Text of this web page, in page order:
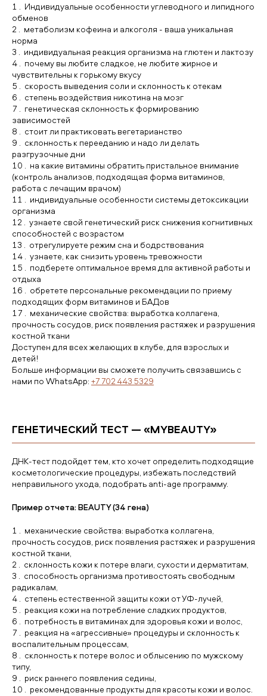
Индивидуальные особенности углеводного и липидного
обменов
метаболизм кофеина и алкоголя - ваша уникальная
норма
индивидуальная реакция организма на глютен и лактозу
почему вы любите сладкое, не любите жирное и
чувствительны к горькому вкусу
скорость выведения соли и склонность к отекам
степень воздействия никотина на мозг
генетическая склонность к формированию
зависимостей
стоит ли практиковать вегетарианство
склонность к перееданию и надо ли делать
разгрузочные дни
на какие витамины обратить пристальное внимание
(контроль анализов, подходящая форма витаминов,
работа с лечащим врачом)
индивидуальные особенности системы детоксикации
организма
узнаете свой генетический риск снижения когнитивных
способностей с возрастом
отрегулируете режим сна и бодрствования
узнаете, как снизить уровень тревожности
подберете оптимальное время для активной работы и
отдыха
обретете персональные рекомендации по приему
подходящих форм витаминов и БАДов
механические свойства: выработка коллагена,
прочность сосудов, риск появления растяжек и разрушения
костной ткани
Доступен для всех желающих в клубе, для взрослых и
детей!
Больше информации вы сможете получить связавшись с
нами по WhatsApp: +7 702 443 5329
ГЕНЕТИЧЕСКИЙ ТЕСТ — «MYBEAUTY»
ДНК-тест подойдет тем, кто хочет определить подходящие
косметологические процедуры, избежать последствий
неправильного ухода, подобрать anti-age программу.
Пример отчета: BEAUTY (34 гена)
механические свойства: выработка коллагена,
прочность сосудов, риск появления растяжек и разрушения
костной ткани,
склонность кожи к потере влаги, сухости и дерматитам,
способность организма противостоять свободным
радикалам,
степень естественной защиты кожи от УФ-лучей,
реакция кожи на потребление сладких продуктов,
потребность в витаминах для здоровья кожи и волос,
реакция на «агрессивные» процедуры и склонность к
воспалительным процессам,
склонность к потере волос и облысению по мужскому
типу,
риск раннего появления седины,
рекомендованные продукты для красоты кожи и волос.